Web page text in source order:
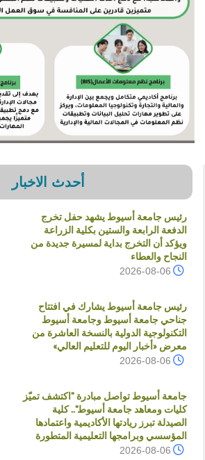
أحدث الاخبار
رئيس جامعة أسيوط يشهد حفل تخرج
الدفعة الرابعة والستين بكلية الزراعة
ويؤكد أن التخرج بداية لمسيرة جديدة من
النجاح والعطاء
2026-08-06
رئيس جامعة أسيوط يشارك في افتتاح
جناحي جامعة أسيوط وجامعة أسيوط
التكنولوجية الدولية بالنسخة العاشرة من
معرض «أخبار اليوم للتعليم العالي»
2026-08-06
جامعة أسيوط تواصل مبادرة "اكتشف تميّز
كليات ومعاهد جامعة أسيوط".. كلية
الصيدلة تبرز ريادتها الأكاديمية واعتمادها
المؤسسي وبرامجها التعليمية المتطورة
2026-08-06